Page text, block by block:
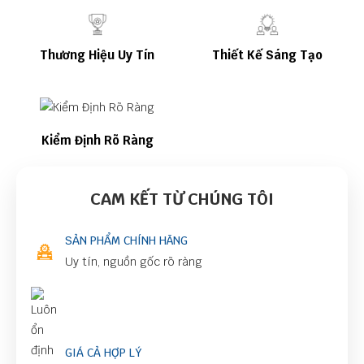
Thương Hiệu Uy Tín Thiết Kế Sáng Tạo
Kiểm Định Rõ Ràng
CAM KẾT TỪ CHÚNG TÔI
SẢN PHẨM CHÍNH HÃNG
Uy tín, nguồn gốc rõ ràng
GIÁ CẢ HỢP LÝ